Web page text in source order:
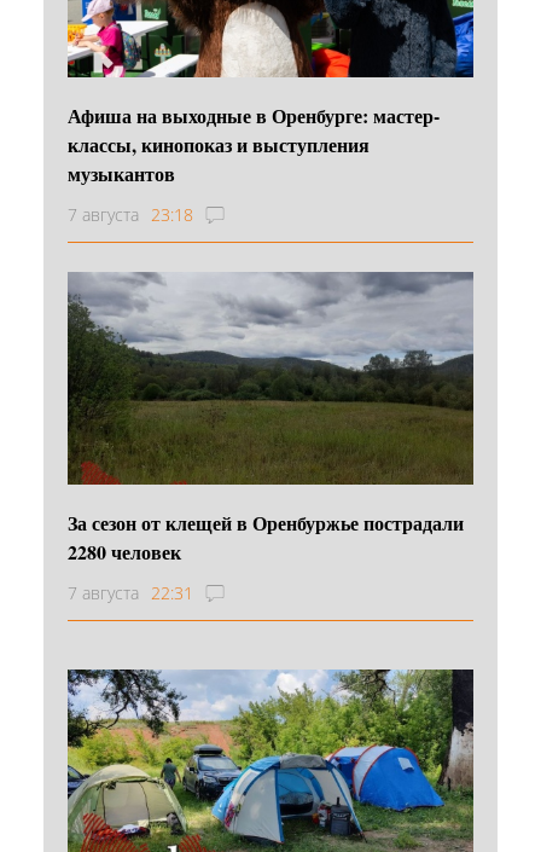
Афиша на выходные в Оренбурге: мастер-
классы, кинопоказ и выступления
музыкантов
7 августа 23:18
За сезон от клещей в Оренбуржье пострадали
2280 человек
7 августа 22:31